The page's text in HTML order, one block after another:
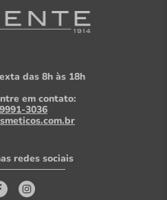
das 8h às 18h
em contato:
3036
redes sociais